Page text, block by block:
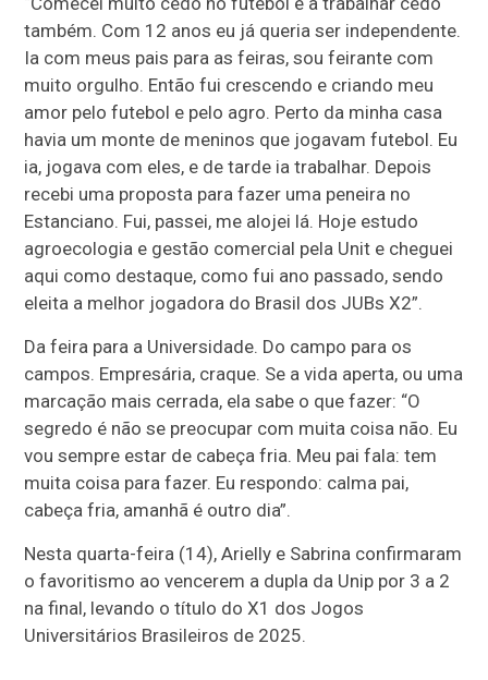
também. Com 12 anos eu já queria ser independente.
Ia com meus pais para as feiras, sou feirante com
muito orgulho. Então fui crescendo e criando meu
amor pelo futebol e pelo agro. Perto da minha casa
havia um monte de meninos que jogavam futebol. Eu
ia, jogava com eles, e de tarde ia trabalhar. Depois
recebi uma proposta para fazer uma peneira no
Estanciano. Fui, passei, me alojei lá. Hoje estudo
agroecologia e gestão comercial pela Unit e cheguei
aqui como destaque, como fui ano passado, sendo
eleita a melhor jogadora do Brasil dos JUBs X2”.
Da feira para a Universidade. Do campo para os
campos. Empresária, craque. Se a vida aperta, ou uma
marcação mais cerrada, ela sabe o que fazer: “O
segredo é não se preocupar com muita coisa não. Eu
vou sempre estar de cabeça fria. Meu pai fala: tem
muita coisa para fazer. Eu respondo: calma pai,
cabeça fria, amanhã é outro dia”.
Nesta quarta-feira (14), Arielly e Sabrina confirmaram
o favoritismo ao vencerem a dupla da Unip por 3 a 2
na final, levando o título do X1 dos Jogos
Universitários Brasileiros de 2025.